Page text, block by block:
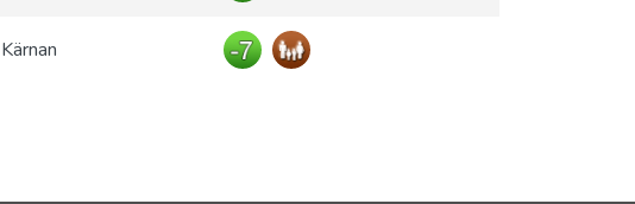
Kärnan